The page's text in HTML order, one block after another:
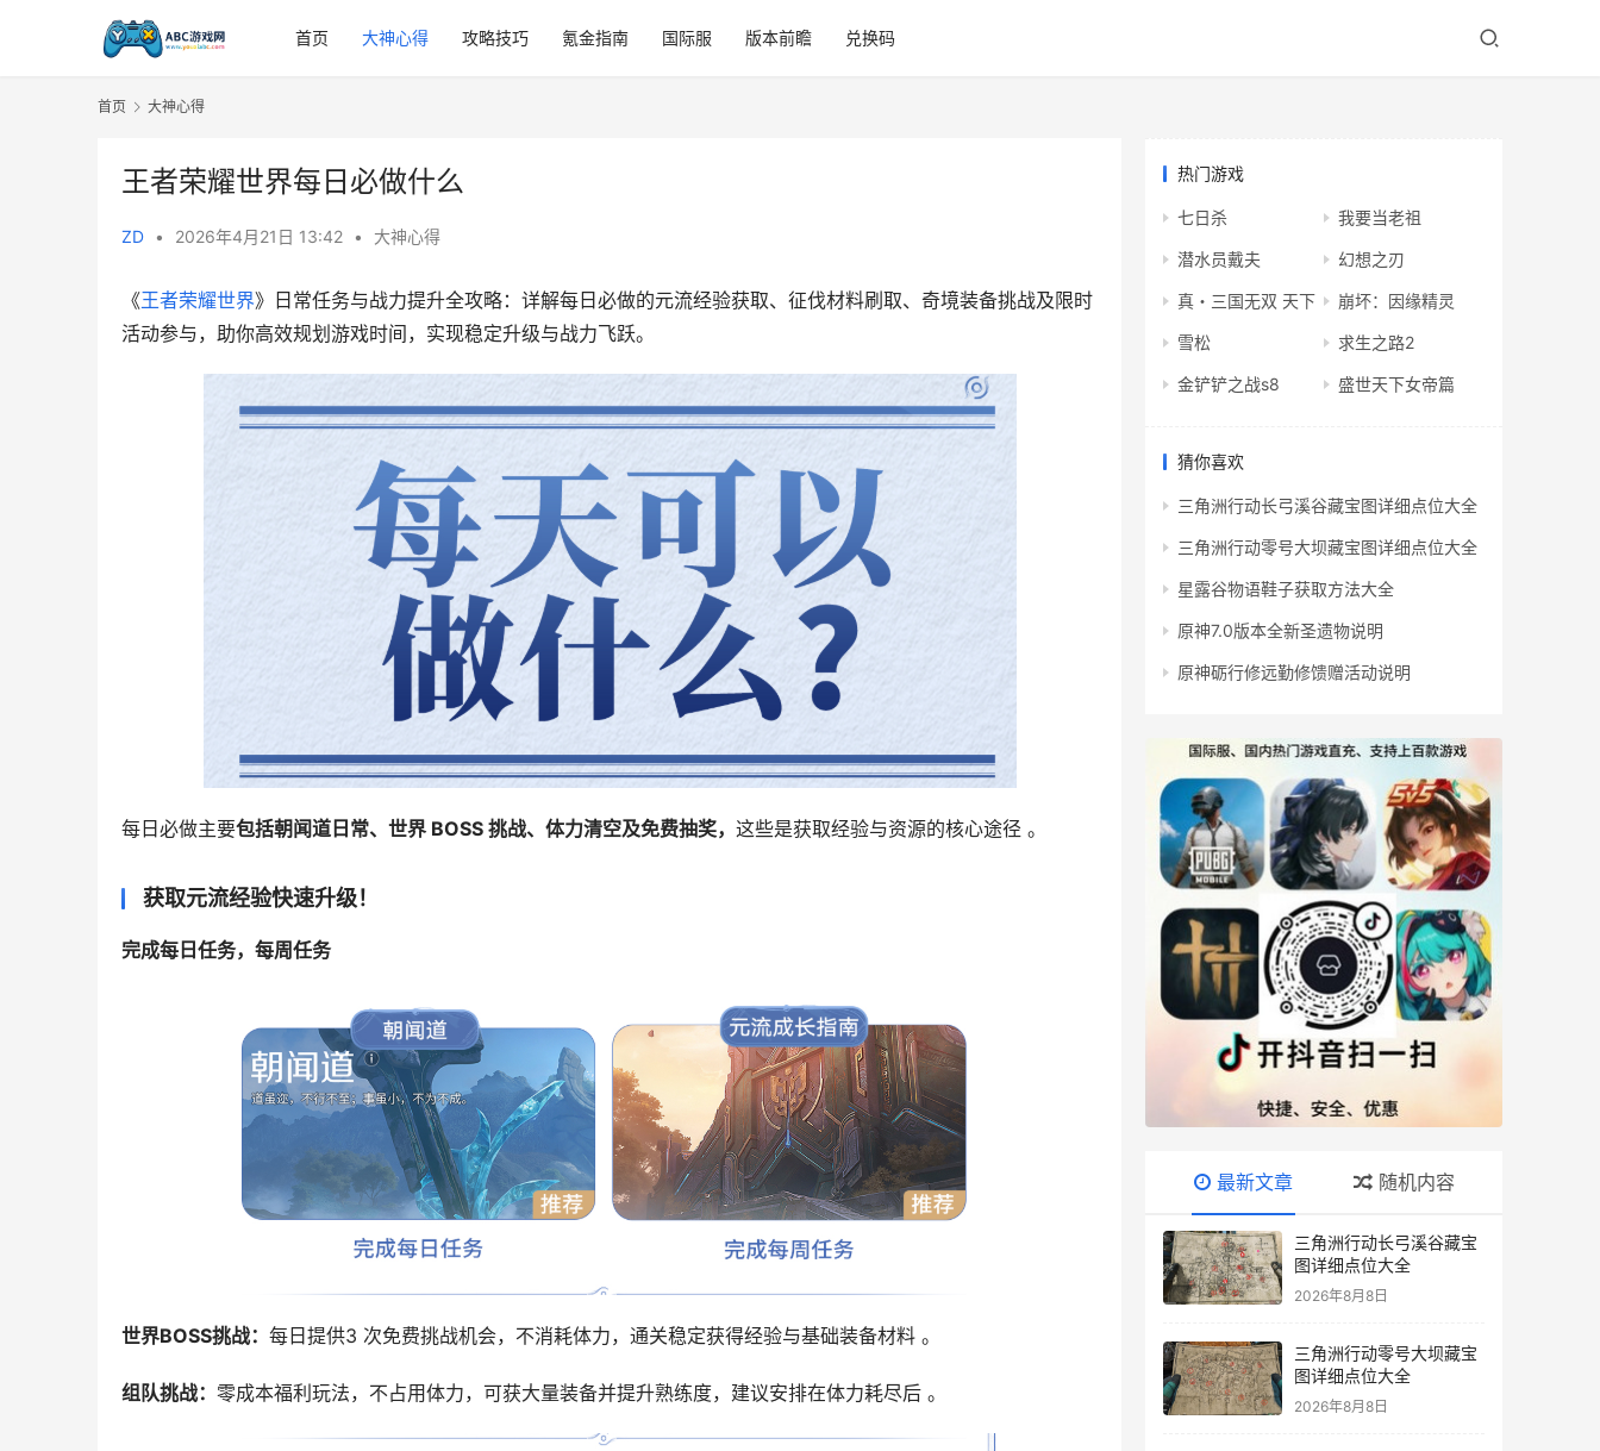
首页 大神心得 攻略技巧 氪金指南 国际服 版本前瞻 兑换码
首页 大神心得
王者荣耀世界每日必做什么
ZD • 2026年4月21日 13:42 • 大神心得
《王者荣耀世界》日常任务与战力提升全攻略：详解每日必做的元流经验获取、征伐材料刷取、奇境装备挑战及限时
活动参与，助你高效规划游戏时间，实现稳定升级与战力飞跃。
每日必做主要 包括‌朝闻道日常‌、‌世界 BOSS 挑战‌、‌体力清空‌及‌免费抽奖‌，
获取元流经验快速升级！
完成每日任务，每周任务
世界BOSS挑战‌：
‌组队挑战‌：
热门游戏
七日杀 我要当老祖
潜水员戴夫 幻想之刃
真・三国无双 天下 崩坏：因缘精灵
雪松 求生之路2
金铲铲之战s8 盛世天下女帝篇
猜你喜欢
三角洲行动长弓溪谷藏宝图详细点位大全
三角洲行动零号大坝藏宝图详细点位大全
星露谷物语鞋子获取方法大全
原神7.0版本全新圣遗物说明
原神砺行修远勤修馈赠活动说明
最新文章 随机内容
三角洲行动长弓溪谷藏宝
图详细点位大全
2026年8月8日
三角洲行动零号大坝藏宝
图详细点位大全
2026年8月8日